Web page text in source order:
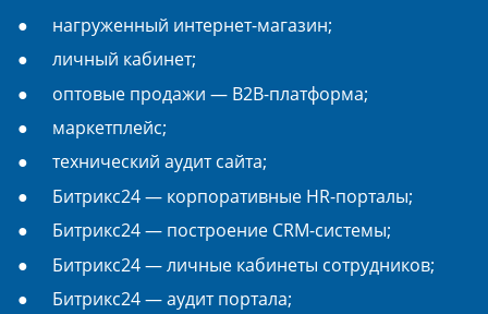
нагруженный интернет-магазин;
личный кабинет;
оптовые продажи — B2B-платформа;
маркетплейс;
технический аудит сайта;
Битрикс24 — корпоративные HR-порталы;
Битрикс24 — построение CRM-системы;
Битрикс24 — личные кабинеты сотрудников;
Битрикс24 — аудит портала;